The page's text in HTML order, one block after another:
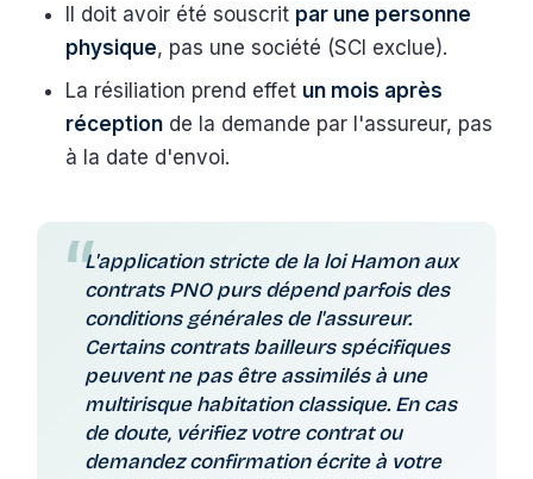
Il doit avoir été souscrit par une personne
physique, pas une société (SCI exclue).
La résiliation prend effet un mois après
réception de la demande par l'assureur, pas
à la date d'envoi.
L'application stricte de la loi Hamon aux
contrats PNO purs dépend parfois des
conditions générales de l'assureur.
Certains contrats bailleurs spécifiques
peuvent ne pas être assimilés à une
multirisque habitation classique. En cas
de doute, vérifiez votre contrat ou
demandez confirmation écrite à votre